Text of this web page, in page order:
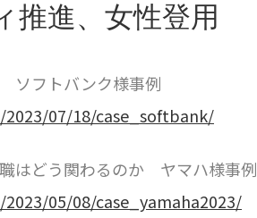
推進、女性登用
ソフトバンク様事例
07/18/case_softbank/
はどう関わるのか ヤマハ様事例
05/08/case_yamaha2023/